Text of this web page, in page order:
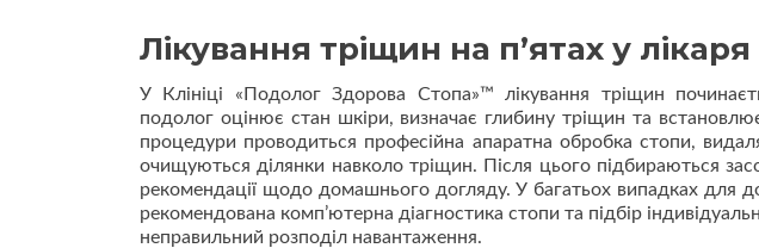
Лікування тріщин на п’ятах у
У Клініці «Подолог Здорова Стопа»™ лікування тріщин
подолог оцінює стан шкіри, визначає глибину тріщин та
процедури проводиться професійна апаратна обробка стопи,
очищуються ділянки навколо тріщин. Після цього підбираються
рекомендації щодо домашнього догляду. У багатьох випадках для
рекомендована комп’ютерна діагностика стопи та підбір
неправильний розподіл навантаження.